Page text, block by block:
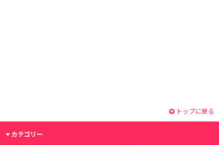
トップに戻る
カテゴリー